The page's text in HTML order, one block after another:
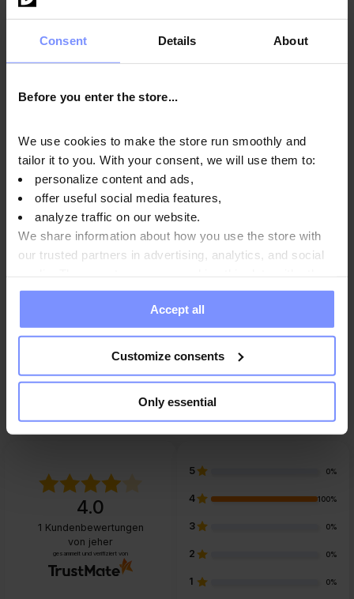
Consent Details About
Before you enter the store...
We use cookies to make the store run smoothly and
tailor it to you. With your consent, we will use them to:
personalize content and ads,
offer useful social media features,
analyze traffic on our website.
We share information about how you use the store with
our trusted partners in advertising, analytics, and social
information you have provided to them or that they have
collected when you use their services. Do you agree?
Accept all
Customize consents
Only essential
Anwendungsweise
Nährwertinformationen
Parameter
4.0
1 Kundenbewertungen
von jeher
gesammelt und verifiziert von
5 0%
4 100%
3 0%
2 0%
1 0%